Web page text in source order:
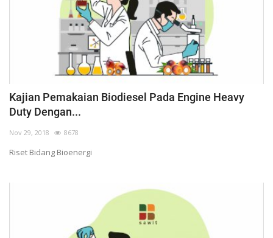
Kajian Pemakaian Biodiesel Pada Engine Heavy
Duty Dengan...
Nov 29, 2018 8678
Riset Bidang Bioenergi